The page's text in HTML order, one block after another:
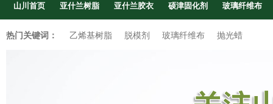
山川首页 亚什兰树脂 亚什兰胶衣 硕津固化剂 玻璃纤维布
热门关键词： 乙烯基树脂 脱模剂 玻璃纤维布 抛光蜡